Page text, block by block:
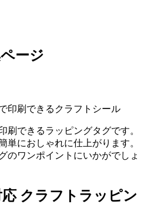
ージ
刷できるラッピングタグです。
単におしゃれに仕上がります。
のワンポイントにいかがでしょ
クラフトラッピン